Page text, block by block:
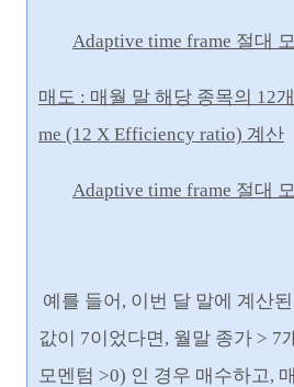
Adaptive time frame 절대
매도 : 매월 말 해당 종목의 12
me (12 X Efficiency ratio) 계산
Adaptive time frame 절대
예를 들어, 이번 달 말에 계산
값이 7이었다면, 월말 종가 > 7
모멘텀 >0) 인 경우 매수하고,